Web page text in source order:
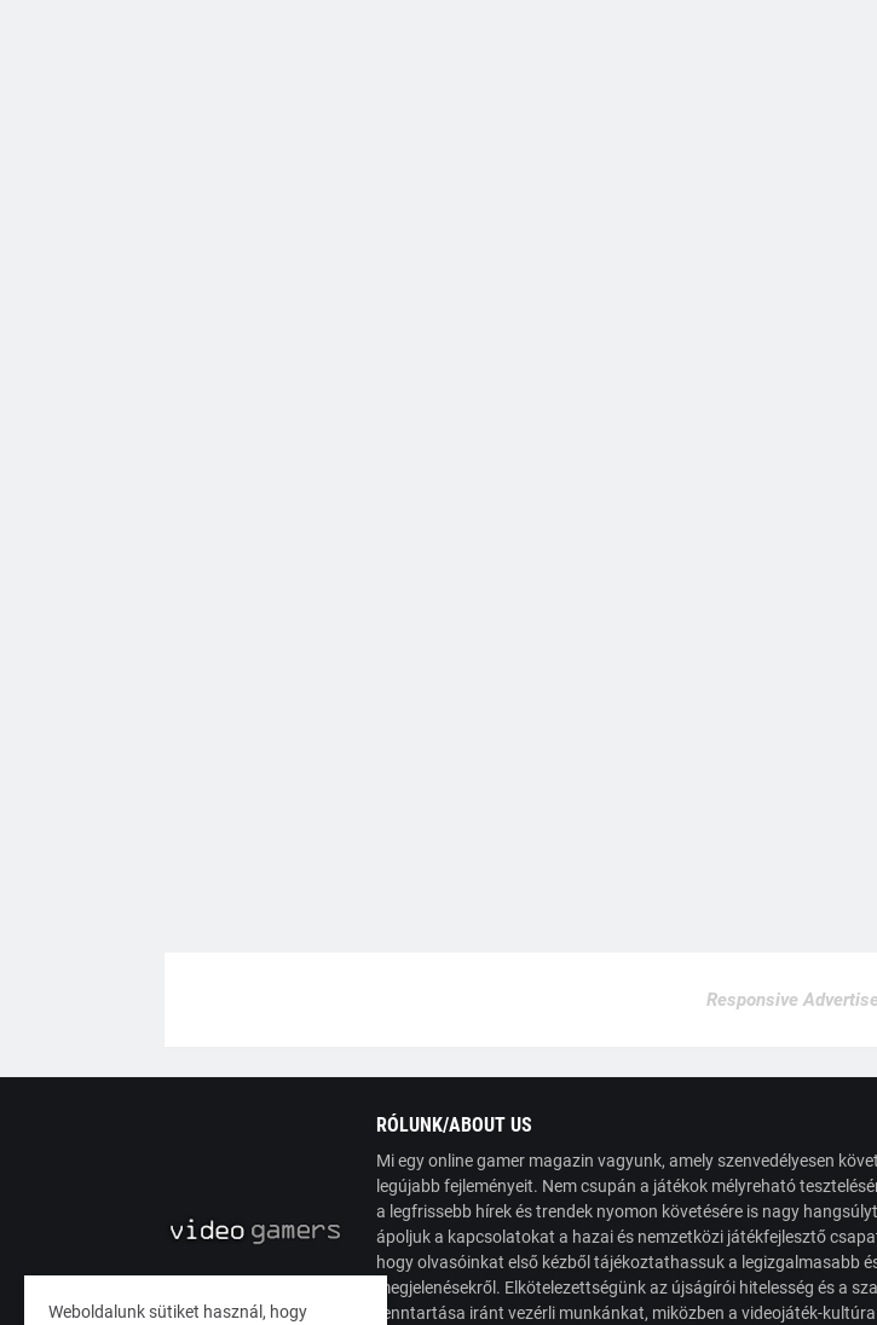
Responsive
RÓLUNK/ABOUT US
Mi egy online gamer magazin vagyunk, amely szenvedélyesen
legújabb fejleményeit. Nem csupán a játékok mélyreható
a legfrissebb hírek és trendek nyomon követésére is nagy
ápoljuk a kapcsolatokat a hazai és nemzetközi játékfejlesztő
hogy olvasóinkat első kézből tájékoztathassuk a legizgalmasabb
megjelenésekről. Elkötelezettségünk az újságírói hitelesség és a
fenntartása iránt vezérli munkánkat, miközben a videojáték-
Weboldalunk sütiket használ, hogy